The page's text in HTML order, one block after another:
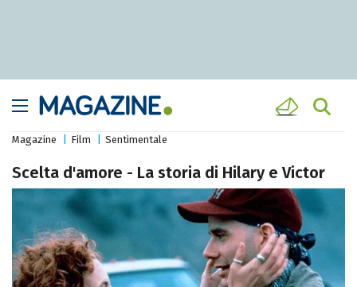
Magazine Film Sentimentale
Scelta d'amore - La storia di Hilary e Victor